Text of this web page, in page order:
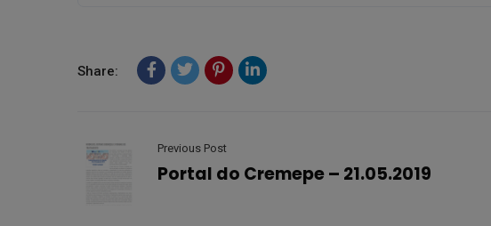
Share:
Previous Post
Portal do Cremepe – 21.05.2019